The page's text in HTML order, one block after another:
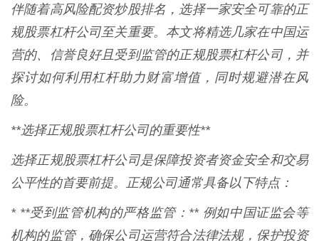
伴随着高风险配资炒股排名，选择一家安全可靠的正
规股票杠杆公司至关重要。本文将精选几家在中国运
营的、信誉良好且受到监管的正规股票杠杆公司，并
探讨如何利用杠杆助力财富增值，同时规避潜在风
险。
**选择正规股票杠杆公司的重要性**
选择正规股票杠杆公司是保障投资者资金安全和交易
公平性的首要前提。正规公司通常具备以下特点：
* **受到监管机构的严格监管：** 例如中国证监会等
机构的监管，确保公司运营符合法律法规，保护投资